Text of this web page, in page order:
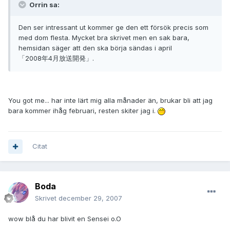
Orrin sa:
Den ser intressant ut kommer ge den ett försök precis som
med dom flesta. Mycket bra skrivet men en sak bara,
hemsidan säger att den ska börja sändas i april
「2008年4月放送開発」.
You got me... har inte lärt mig alla månader än, brukar bli att jag
bara kommer ihåg februari, resten skiter jag i.
Citat
Boda
Skrivet december 29, 2007
wow blå du har blivit en Sensei o.O